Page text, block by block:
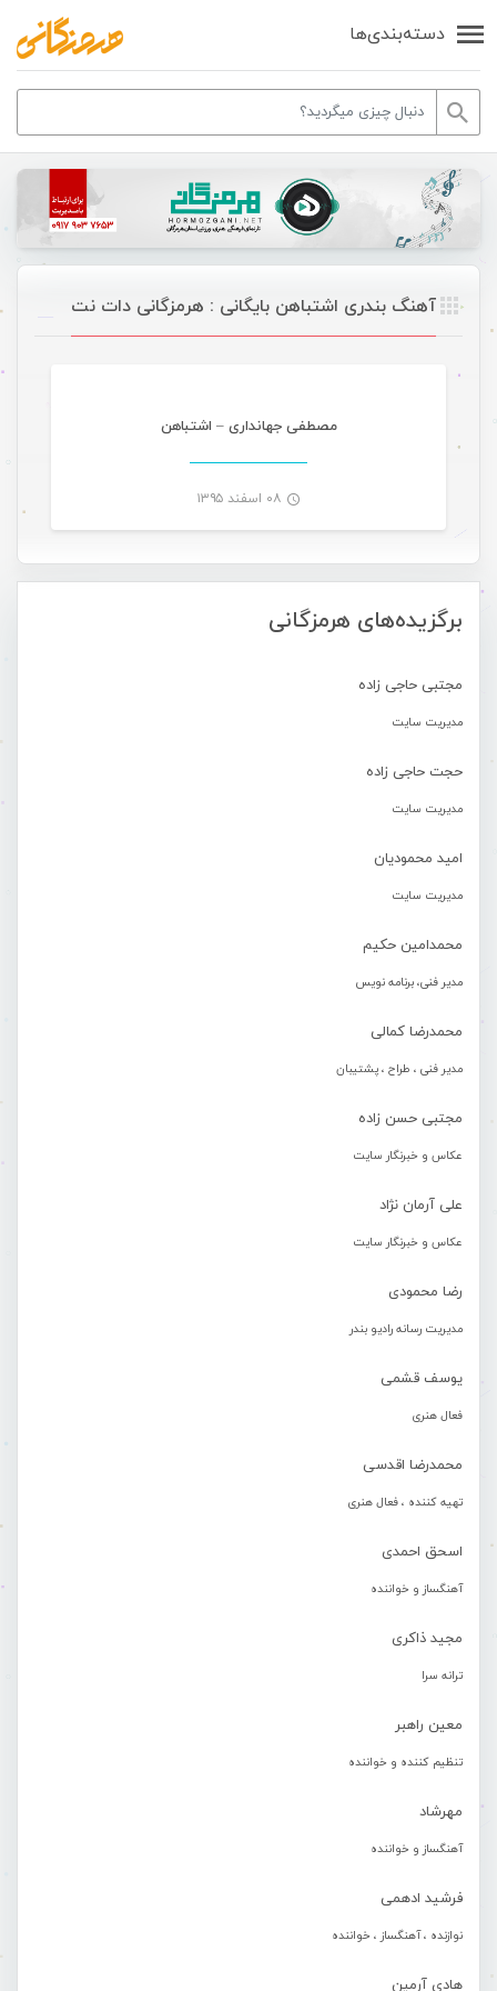
دسته‌بندی‌ها
برگزیده‌های هرمزگانی
مجتبی حاجی زاده
مدیریت سایت
حجت حاجی زاده
مدیریت سایت
امید محمودیان
مدیریت سایت
محمدامین حکیم
مدیر فنی، برنامه نویس
محمدرضا کمالی
مدیر فنی ، طراح ، پشتیبان
مجتبی حسن زاده
عکاس و خبرنگار سایت
علی آرمان نژاد
عکاس و خبرنگار سایت
رضا محمودی
مدیریت رسانه رادیو بندر
یوسف قشمی
فعال هنری
محمدرضا اقدسی
تهیه کننده ، فعال هنری
اسحق احمدی
آهنگساز و خواننده
مجید ذاکری
ترانه سرا
معین راهبر
تنظیم کننده و خواننده
مهرشاد
آهنگساز و خواننده
فرشید ادهمی
نوازنده ، آهنگساز ، خواننده
هادی آرمین
آهنگ بندری اشتباهن بایگانی : هرمزگانی دات نت
مصطفی جهانداری – اشتباهن
۰۸ اسفند ۱۳۹۵